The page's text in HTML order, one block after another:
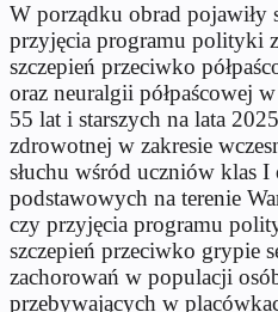
W porządku obrad pojawiły
przyjęcia programu polityki
szczepień przeciwko
oraz neuralgii półpaścowej
55 lat i starszych na lata
zdrowotnej w zakresie
słuchu wśród uczniów klas I
podstawowych na terenie
czy przyjęcia programu
szczepień przeciwko grypie
zachorowań w populacji
przebywających w